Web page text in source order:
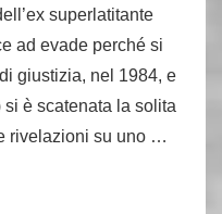
superlatitante
ad evade perché si
giustizia, nel 1984, e
è scatenata la solita
rivelazioni su uno …